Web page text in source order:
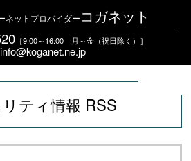
ネットプロバイダー コガネット
［9:00～16:00 月～金（祝日除く）］
ティ情報 RSS